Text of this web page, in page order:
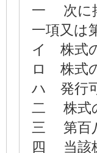
一 次に
一項又は
イ 株式
ロ 株式
ハ 発行
二 株式
三 第百
四 当該